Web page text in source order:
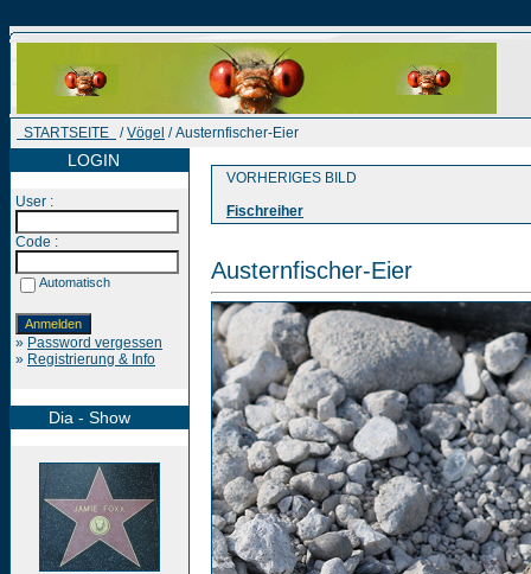
STARTSEITE /Vögel / Austernfischer-Eier
LOGIN
User :
Code :
Automatisch
» Password vergessen
» Registrierung & Info
Dia - Show
VORHERIGES BILD
Fischreiher
Austernfischer-Eier